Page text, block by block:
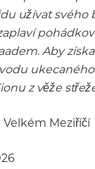
užívat svého
Aby
z věže
Meziříčí